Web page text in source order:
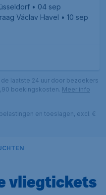
• 04 sep
Václav Havel • 10 sep
laatste 24 uur door bezoekers
boekingskosten. Meer info
en toeslagen, excl. €
vliegtickets